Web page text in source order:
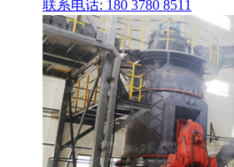
联系电话: 180 3780 8511